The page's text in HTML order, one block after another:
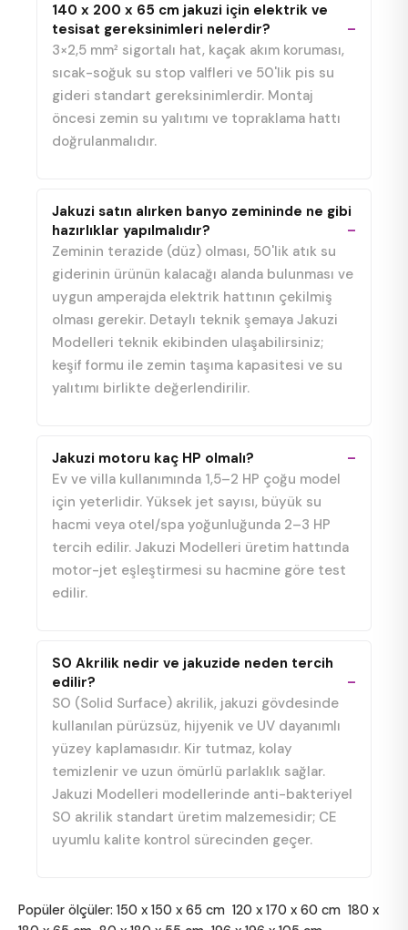
140 x 200 x 65 cm jakuzi için elektrik ve
tesisat gereksinimleri nelerdir?
3×2,5 mm² sigortalı hat, kaçak akım koruması,
sıcak-soğuk su stop valfleri ve 50'lik pis su
gideri standart gereksinimlerdir. Montaj
öncesi zemin su yalıtımı ve topraklama hattı
doğrulanmalıdır.
Jakuzi satın alırken banyo zemininde ne gibi
hazırlıklar yapılmalıdır?
Zeminin terazide (düz) olması, 50'lik atık su
giderinin ürünün kalacağı alanda bulunması ve
uygun amperajda elektrik hattının çekilmiş
olması gerekir. Detaylı teknik şemaya Jakuzi
Modelleri teknik ekibinden ulaşabilirsiniz;
keşif formu ile zemin taşıma kapasitesi ve su
yalıtımı birlikte değerlendirilir.
Jakuzi motoru kaç HP olmalı?
Ev ve villa kullanımında 1,5–2 HP çoğu model
için yeterlidir. Yüksek jet sayısı, büyük su
hacmi veya otel/spa yoğunluğunda 2–3 HP
tercih edilir. Jakuzi Modelleri üretim hattında
motor-jet eşleştirmesi su hacmine göre test
edilir.
SO Akrilik nedir ve jakuzide neden tercih
edilir?
SO (Solid Surface) akrilik, jakuzi gövdesinde
kullanılan pürüzsüz, hijyenik ve UV dayanımlı
yüzey kaplamasıdır. Kir tutmaz, kolay
temizlenir ve uzun ömürlü parlaklık sağlar.
Jakuzi Modelleri modellerinde anti-bakteriyel
SO akrilik standart üretim malzemesidir; CE
uyumlu kalite kontrol sürecinden geçer.
Popüler ölçüler: 150 x 150 x 65 cm 120 x 170 x 60 cm 180 x